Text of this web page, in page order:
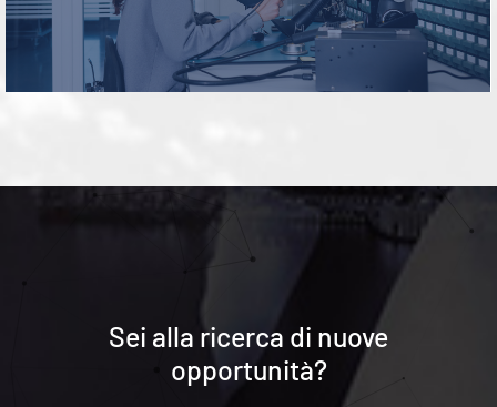
Sei alla ricerca di nuove
opportunità?